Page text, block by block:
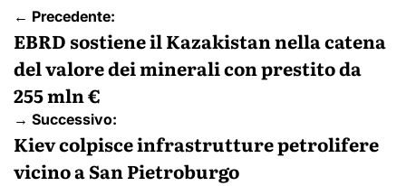
Navigazione
articoli
← Precedente:
EBRD sostiene il Kazakistan nella catena
del valore dei minerali con prestito da
255 mln €
→ Successivo:
Kiev colpisce infrastrutture petrolifere
vicino a San Pietroburgo